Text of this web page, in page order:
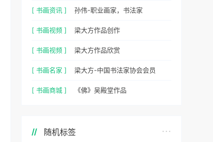
[ 书画资讯 ] 孙伟-职业画家，书法家
[ 书画视频 ] 梁大方作品创作
[ 书画视频 ] 梁大方作品欣赏
[ 书画名家 ] 梁大方-中国书法家协会会员
[ 书画商城 ] 《佛》吴殿堂作品
随机标签